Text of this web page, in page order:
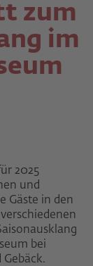
zum
im
2025
und
Gäste in den
bei